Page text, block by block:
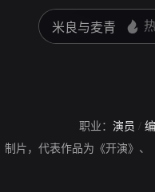
职业： 演员 /
片，代表作品为《开演》、